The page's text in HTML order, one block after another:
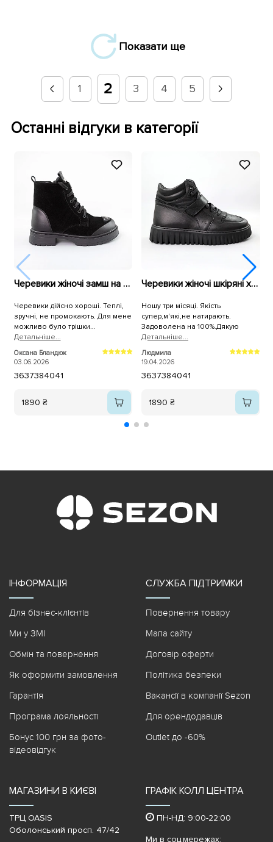
Показати ще
1 2 3 4 5
Останні відгуки в категорії
Черевики жіночі замш на хутрі 592699 Чорні
Черевики дійсно хороші. Теплі,
зручні, не промокають. Для мене
можливо було трішки
слизьковаті.
Детальнiше...
Оксана Бландюк
03.06.2026
3637384041
1890 ₴
Черевики жіночі шкіряні хутро 591097 Чорні
Ношу три місяці. Якість
супер,м'які,не натирають.
Задоволена на 100%.Дякую
Детальнiше...
Людмила
19.04.2026
3637384041
1890 ₴
ІНФОРМАЦІЯ
Для бізнес-клієнтів
Ми у ЗМІ
Обмін та повернення
Як оформити замовлення
Гарантія
Програма лояльності
Бонус 100 грн за фото-
відеовідгук
СЛУЖБА ПІДТРИМКИ
Повернення товару
Мапа сайту
Договір оферти
Політика безпеки
Вакансії в компанії Sezon
Для орендодавців
Outlet до -60%
МАГАЗИНИ В КИЄВІ
ТРЦ OASIS
Оболонський просп. 47/42
ГРАФІК КОЛЛ ЦЕНТРА
ПН-НД: 9:00-22:00
Ми в соц.мережах: